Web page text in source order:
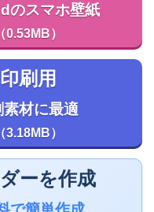
のスマホ壁紙
）
刷用
材に最適
）
ーを作成